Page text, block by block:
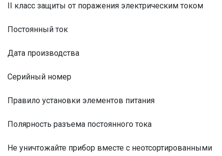
II класс защиты от поражения электрическим током
Постоянный ток
Дата производства
Серийный номер
Правило установки элементов питания
Полярность разъема постоянного тока
Не уничтожайте прибор вместе с неотсортированными